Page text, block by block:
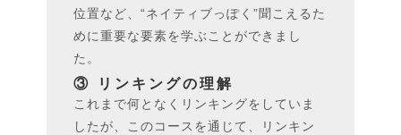
位置など、“ネイティブっぽく”聞こえるた
めに重要な要素を学ぶことができまし
た。
③ リンキングの理解
これまで何となくリンキングをしていま
したが、このコースを通じて、リンキン